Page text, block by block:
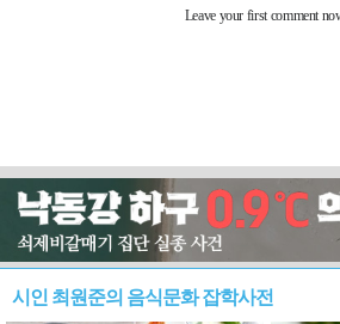
시인 최원준의 음식문화 잡학사전